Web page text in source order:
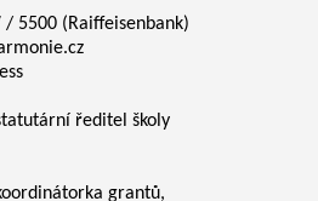
/ 5500 (Raiffeisenbank)
ředitel školy
grantů,